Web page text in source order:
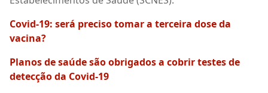
Covid-19: será preciso tomar a terceira dose da
vacina?
Planos de saúde são obrigados a cobrir testes de
detecção da Covid-19